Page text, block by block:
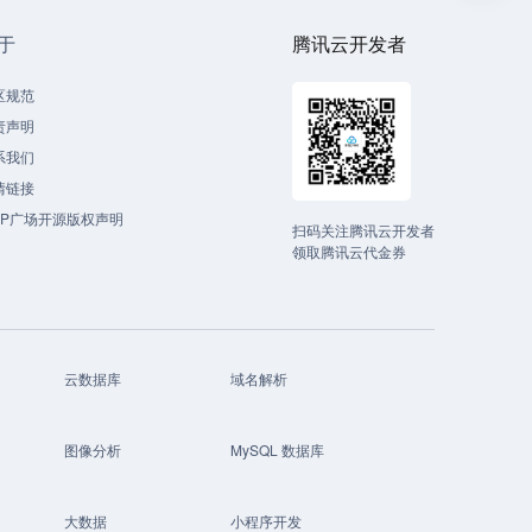
规范
声明
我们
链接
广场开源版权声明
腾讯云开发者
扫码关注腾讯云开发者
领取腾讯云代金券
云数据库 域名解析
图像分析 MySQL 数据库
大数据 小程序开发